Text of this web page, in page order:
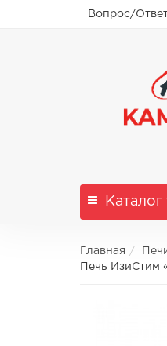
Вопрос/
Каталог
Главная
Печь